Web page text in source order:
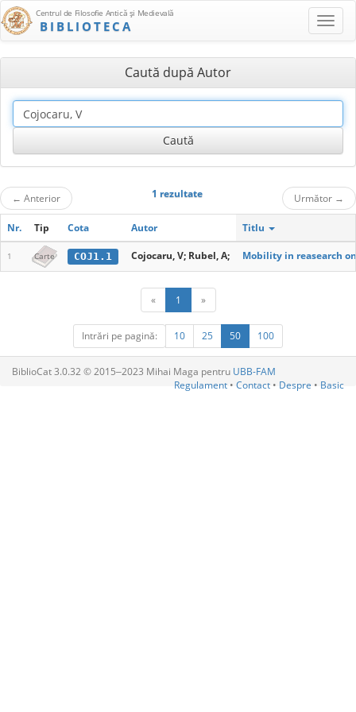
Centrul de Filosofie Antică şi Medievală
BIBLIOTECA
Caută după Autor
← Anterior 1 rezultate Următor →
Nr. Tip Cota Autor Titlu
1 Carte COJ1.1 Cojocaru, V; Rubel, A; Mobility in reasearch
« 1 »
Intrări pe pagină: 10 25 50 100
BiblioCat 3.0.32 © 2015‒2023 Mihai Maga pentru UBB-FAM
Regulament • Contact • Despre • Basic